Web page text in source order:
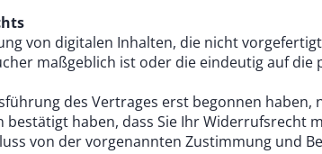
von digitalen Inhalten, die nicht
maßgeblich ist oder die eindeutig auf
des Vertrages erst begonnen haben,
haben, dass Sie Ihr Widerrufsrecht
von der vorgenannten Zustimmung und